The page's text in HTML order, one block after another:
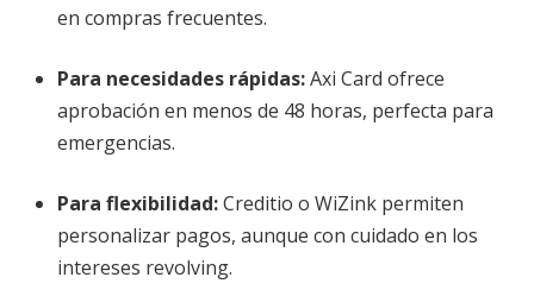
en compras frecuentes.
Para necesidades rápidas:Axi Card ofrece
aprobación en menos de 48 horas, perfecta para
emergencias.
Para flexibilidad:Creditio o WiZink permiten
personalizar pagos, aunque con cuidado en los
intereses revolving.